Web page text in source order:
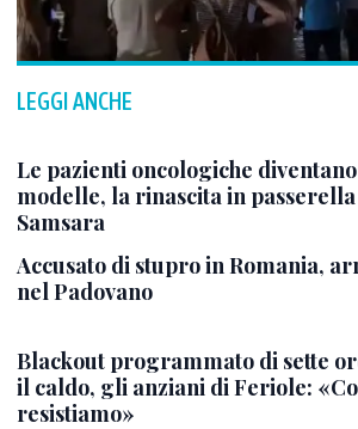
LEGGI ANCHE
Le pazienti oncologiche diventano
modelle, la rinascita in
Samsara
Accusato di stupro in Romania,
nel Padovano
Blackout programmato di sette
il caldo, gli anziani di Feriole:
resistiamo»